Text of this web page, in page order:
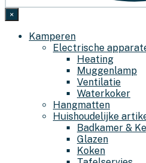
×
Kamperen
Electrische
Heating
Muggenlamp
Ventilatie
Waterkoker
Hangmatten
Huishoudelijke
Badkamer &
Glazen
Koken